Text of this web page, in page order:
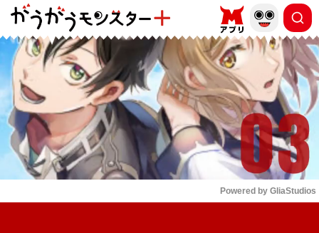
もっと読む
Powered by GliaStudios